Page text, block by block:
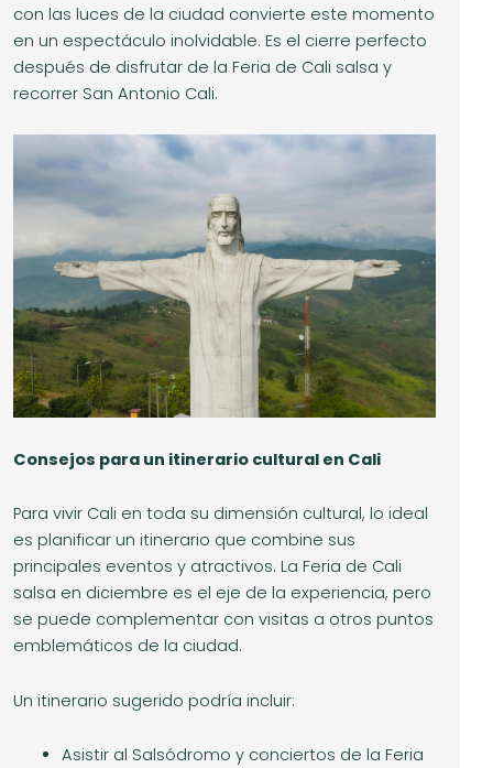
con las luces de la ciudad convierte este momento
en un espectáculo inolvidable. Es el cierre perfecto
después de disfrutar de la Feria de Cali salsa y
recorrer San Antonio Cali.
Consejos para un itinerario cultural en Cali
Para vivir Cali en toda su dimensión cultural, lo ideal
es planificar un itinerario que combine sus
principales eventos y atractivos. La Feria de Cali
salsa en diciembre es el eje de la experiencia, pero
se puede complementar con visitas a otros puntos
emblemáticos de la ciudad.
Un itinerario sugerido podría incluir:
Asistir al Salsódromo y conciertos de la Feria